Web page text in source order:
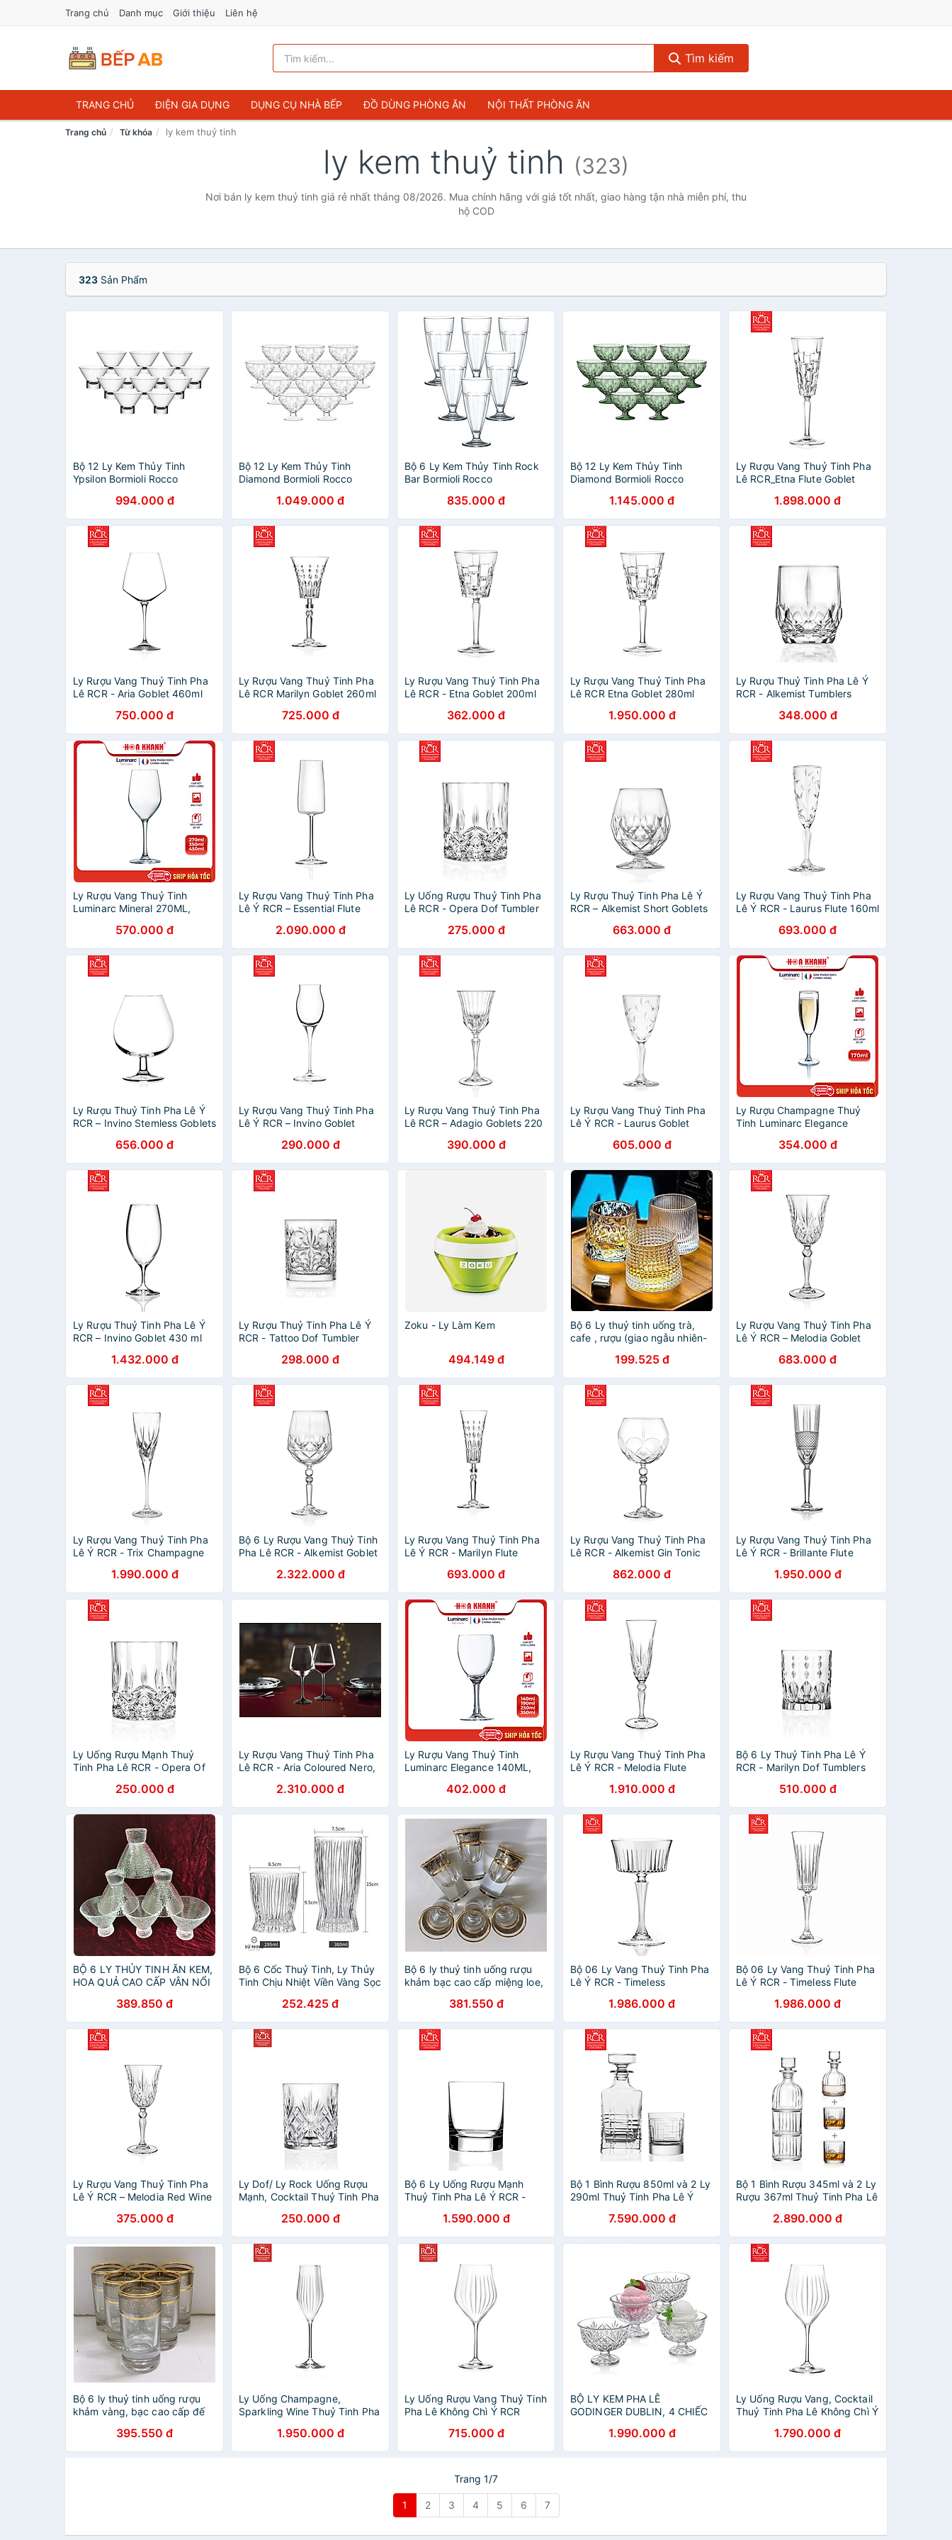
Trang chủ Danh mục Giới thiệu Liên hệ
Tìm kiếm
TRANG CHỦ ĐIỆN GIA DỤNG DỤNG CỤ NHÀ BẾP ĐỒ DÙNG PHÒNG ĂN NỘI THẤT PHÒNG ĂN
Trang chủ Từ khóa ly kem thuỷ tinh
ly kem thuỷ tinh (323)
Nơi bán ly kem thuỷ tinh giá rẻ nhất tháng 08/2026. Mua chính hãng với giá tốt nhất, giao hàng tận nhà miễn phí, thu
hộ COD
323 Sản Phẩm
Bộ 12 Ly Kem Thủy Tinh
Ypsilon Bormioli Rocco
994.000 đ
Bộ 12 Ly Kem Thủy Tinh
Diamond Bormioli Rocco
1.049.000 đ
Bộ 6 Ly Kem Thủy Tinh Rock
Bar Bormioli Rocco
835.000 đ
Bộ 12 Ly Kem Thủy Tinh
Diamond Bormioli Rocco
Ly) - Xanh Lá1.145.000 đ
Ly Rượu Vang Thuỷ Tinh Pha
Lê RCR_Etna Flute Goblet
1.898.000 đ
Ly Rượu Vang Thuỷ Tinh Pha
Lê RCR - Aria Goblet 460ml
750.000 đ
Ly Rượu Vang Thuỷ Tinh Pha
Lê RCR Marilyn Goblet 260ml
725.000 đ
Ly Rượu Vang Thuỷ Tinh Pha
Lê RCR - Etna Goblet 200ml
362.000 đ
Ly Rượu Vang Thuỷ Tinh Pha
Lê RCR Etna Goblet 280ml
1.950.000 đ
Ly Rượu Thuỷ Tinh Pha Lê Ý
RCR - Alkemist Tumblers
348.000 đ
Ly Rượu Vang Thuỷ Tinh
Luminarc Mineral 270ML,
H2316, H2317 & H2318
570.000 đ
Ly Rượu Vang Thuỷ Tinh Pha
Lê Ý RCR – Essential Flute
2.090.000 đ
Ly Uống Rượu Thuỷ Tinh Pha
Lê RCR - Opera Dof Tumbler
275.000 đ
Ly Rượu Thuỷ Tinh Pha Lê Ý
RCR – Alkemist Short Goblets
663.000 đ
Ly Rượu Vang Thuỷ Tinh Pha
Lê Ý RCR - Laurus Flute 160ml
693.000 đ
Ly Rượu Thuỷ Tinh Pha Lê Ý
RCR – Invino Stemless Goblets
656.000 đ
Ly Rượu Vang Thuỷ Tinh Pha
Lê Ý RCR – Invino Goblet
290.000 đ
Ly Rượu Vang Thuỷ Tinh Pha
Lê RCR – Adagio Goblets 220
390.000 đ
Ly Rượu Vang Thuỷ Tinh Pha
Lê Ý RCR - Laurus Goblet
605.000 đ
Ly Rượu Champagne Thuỷ
Tinh Luminarc Elegance
354.000 đ
Ly Rượu Thuỷ Tinh Pha Lê Ý
RCR – Invino Goblet 430 ml
1.432.000 đ
Ly Rượu Thuỷ Tinh Pha Lê Ý
RCR - Tattoo Dof Tumbler
298.000 đ
Zoku - Ly Làm Kem
494.149 đ
Bộ 6 Ly thuỷ tinh uống trà,
cafe , rượu (giao ngẫu nhiên-
199.525 đ
Ly Rượu Vang Thuỷ Tinh Pha
Lê Ý RCR – Melodia Goblet
683.000 đ
Ly Rượu Vang Thuỷ Tinh Pha
Lê Ý RCR - Trix Champagne
1.990.000 đ
Bộ 6 Ly Rượu Vang Thuỷ Tinh
Pha Lê RCR - Alkemist Goblet
2.322.000 đ
Ly Rượu Vang Thuỷ Tinh Pha
Lê Ý RCR - Marilyn Flute
693.000 đ
Ly Rượu Vang Thuỷ Tinh Pha
Lê RCR - Alkemist Gin Tonic
862.000 đ
Ly Rượu Vang Thuỷ Tinh Pha
Lê Ý RCR - Brillante Flute
1.950.000 đ
Ly Uống Rượu Mạnh Thuỷ
Tinh Pha Lê RCR - Opera Of
250.000 đ
Ly Rượu Vang Thuỷ Tinh Pha
Lê RCR - Aria Coloured Nero,
2.310.000 đ
Ly Rượu Vang Thuỷ Tinh
Luminarc Elegance 140ML,
6 ly - L13729, L12055,
L13735 & D3179
402.000 đ
Ly Rượu Vang Thuỷ Tinh Pha
Lê Ý RCR - Melodia Flute
1.910.000 đ
Bộ 6 Ly Thuỷ Tinh Pha Lê Ý
RCR - Marilyn Dof Tumblers
510.000 đ
BỘ 6 LY THỦY TINH ĂN KEM,
HOA QUẢ CAO CẤP VÂN NỔI
389.850 đ
Bộ 6 Cốc Thuỷ Tinh, Ly Thủy
Tinh Chịu Nhiệt Viền Vàng Sọc
quán Bar phong cách Châu
Âu
252.425 đ
Bộ 6 ly thuỷ tinh uống rượu
khảm bạc cao cấp miệng loe,
381.550 đ
Bộ 06 Ly Vang Thuỷ Tinh Pha
Lê Ý RCR - Timeless
1.986.000 đ
Bộ 06 Ly Vang Thuỷ Tinh Pha
Lê Ý RCR - Timeless Flute
1.986.000 đ
Ly Rượu Vang Thuỷ Tinh Pha
Lê Ý RCR – Melodia Red Wine
375.000 đ
Ly Dof/ Ly Rock Uống Rượu
Mạnh, Cocktail Thuỷ Tinh Pha
Melodia Dof Tumbler 240ml
250.000 đ
Bộ 6 Ly Uống Rượu Mạnh
Thuỷ Tinh Pha Lê Ý RCR -
1.590.000 đ
Bộ 1 Bình Rượu 850ml và 2 Ly
290ml Thuỷ Tinh Pha Lê Ý
7.590.000 đ
Bộ 1 Bình Rượu 345ml và 2 Ly
Rượu 367ml Thuỷ Tinh Pha Lê
2.890.000 đ
Bộ 6 ly thuỷ tinh uống rượu
khảm vàng, bạc cao cấp đế
395.550 đ
Ly Uống Champagne,
Sparkling Wine Thuỷ Tinh Pha
Timeless - Timeless Flute 230
ml
1.950.000 đ
Ly Uống Rượu Vang Thuỷ Tinh
Pha Lê Không Chì Ý RCR
Wine Glass 550 ml
715.000 đ
BỘ LY KEM PHA LÊ
GODINGER DUBLIN, 4 CHIẾC
1.990.000 đ
Ly Uống Rượu Vang, Cocktail
Thuỷ Tinh Pha Lê Không Chì Ý
Timeless Wine Glass 650 ml
1.790.000 đ
Trang 1/7
1 2 3 4 5 6 7